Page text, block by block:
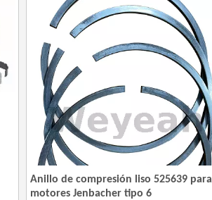
Anillo de compresión liso 525639 para
motores Jenbacher tipo 6